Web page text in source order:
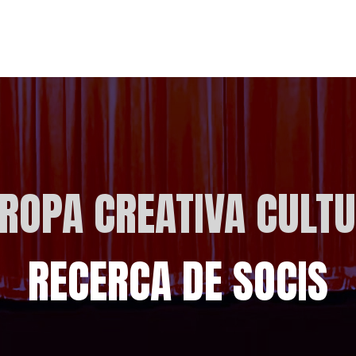
CREATIVA
RECERCA DE SOCIS